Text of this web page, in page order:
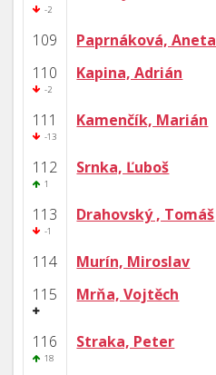
-2
109
Paprnáková, Aneta
110
-2
Kapina, Adrián
111
-13
Kamenčík, Marián
112
1
Srnka, Ľuboš
113
-1
Drahovský , Tomáš
114 Murín, Miroslav
115
Mrňa, Vojtěch
116
18
Straka, Peter